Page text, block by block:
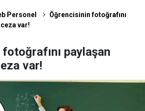
Personel
Öğrencisinin fotoğrafını
var!
paylaşan
var!